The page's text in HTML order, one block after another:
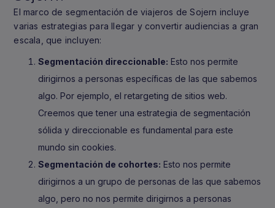
El marco de segmentación de viajeros de Sojern incluye
varias estrategias para llegar y convertir audiencias a gran
escala, que incluyen:
Segmentación direccionable: Esto nos permite
dirigirnos a personas específicas de las que sabemos
algo. Por ejemplo, el retargeting de sitios web.
Creemos que tener una estrategia de segmentación
sólida y direccionable es fundamental para este
mundo sin cookies.
Segmentación de cohortes: Esto nos permite
dirigirnos a un grupo de personas de las que sabemos
algo, pero no nos permite dirigirnos a personas